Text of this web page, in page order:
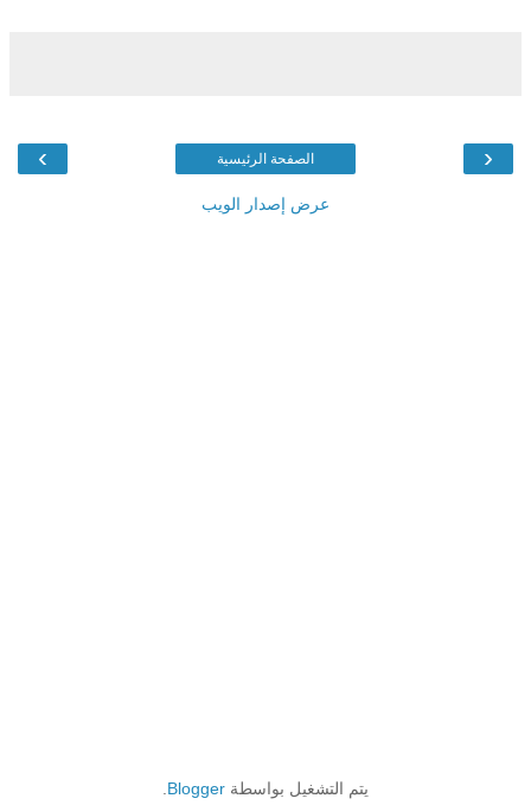
‹
› الصفحة الرئيسية
عرض إصدار الويب
يتم التشغيل بواسطة Blogger